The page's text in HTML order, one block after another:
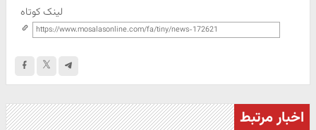
لینک کوتاه
اخبار مرتبط